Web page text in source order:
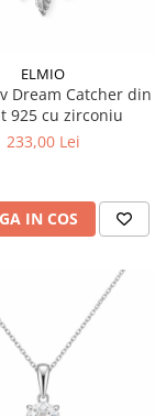
ELMIO
Dream Catcher din
925 cu zirconiu
233,00 Lei
IN COS